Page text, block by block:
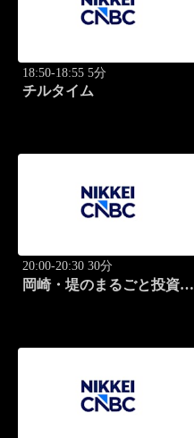
18:50-18:55 5分
チルタイム
20:00-20:30 30分
岡崎・堤のまるごと投資道